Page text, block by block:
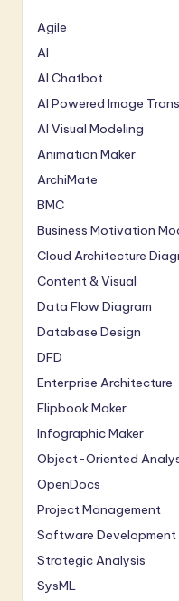
Agile
AI
AI Chatbot
AI Powered Image
AI Visual Modeling
Animation Maker
ArchiMate
BMC
Business Motivation
Cloud Architecture
Content & Visual
Data Flow Diagram
Database Design
DFD
Enterprise Architecture
Flipbook Maker
Infographic Maker
Object-Oriented
OpenDocs
Project Management
Software Development
Strategic Analysis
SysML